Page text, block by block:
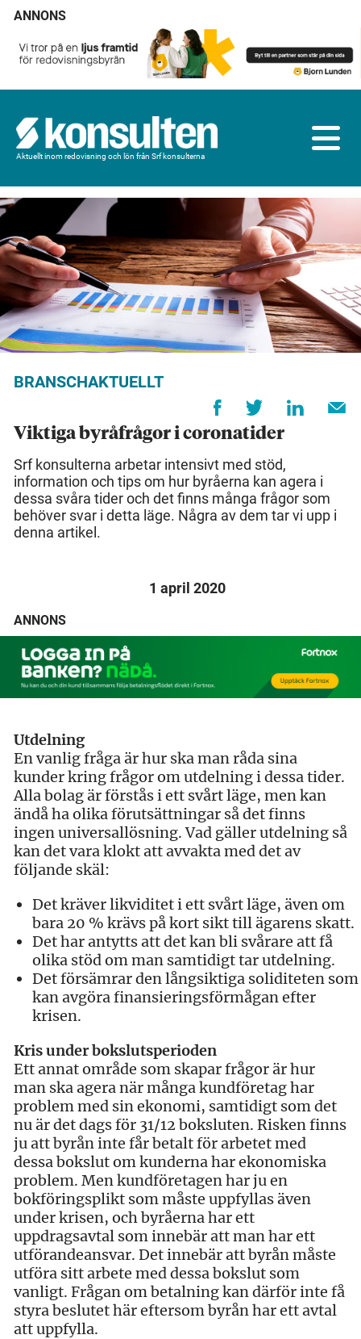
ANNONS
Aktuellt inom redovisning och lön från Srf konsulterna
BRANSCHAKTUELLT
Viktiga byråfrågor i coronatider
Srf konsulterna arbetar intensivt med stöd,
information och tips om hur byråerna kan agera i
dessa svåra tider och det finns många frågor som
behöver svar i detta läge. Några av dem tar vi upp i
denna artikel.
1 april 2020
ANNONS
Utdelning
En vanlig fråga är hur ska man råda sina
kunder kring frågor om utdelning i dessa tider.
Alla bolag är förstås i ett svårt läge, men kan
ändå ha olika förutsättningar så det finns
ingen universallösning. Vad gäller utdelning så
kan det vara klokt att avvakta med det av
följande skäl:
Det kräver likviditet i ett svårt läge, även om
bara 20 % krävs på kort sikt till ägarens skatt.
Det har antytts att det kan bli svårare att få
olika stöd om man samtidigt tar utdelning.
Det försämrar den långsiktiga soliditeten som
kan avgöra finansieringsförmågan efter
krisen.
Kris under bokslutsperioden
Ett annat område som skapar frågor är hur
man ska agera när många kundföretag har
problem med sin ekonomi, samtidigt som det
nu är det dags för 31/12 boksluten. Risken finns
ju att byrån inte får betalt för arbetet med
dessa bokslut om kunderna har ekonomiska
problem. Men kundföretagen har ju en
bokföringsplikt som måste uppfyllas även
under krisen, och byråerna har ett
uppdragsavtal som innebär att man har ett
utförandeansvar. Det innebär att byrån måste
utföra sitt arbete med dessa bokslut som
vanligt. Frågan om betalning kan därför inte få
styra beslutet här eftersom byrån har ett avtal
att uppfylla.